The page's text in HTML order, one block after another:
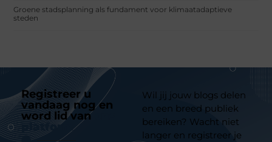
Groene stadsplanning als fundament voor klimaatadaptieve
steden
Registreer u
vandaag nog en
word lid van
platform
Wil jij jouw blogs delen
en een breed publiek
bereiken? Wacht niet
langer en registreer je